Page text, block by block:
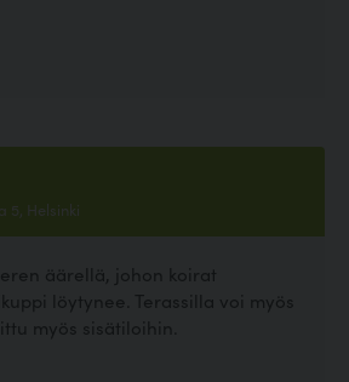
5, Helsinki
äärellä, johon koirat
löytynee. Terassilla voi myös
myös sisätiloihin.